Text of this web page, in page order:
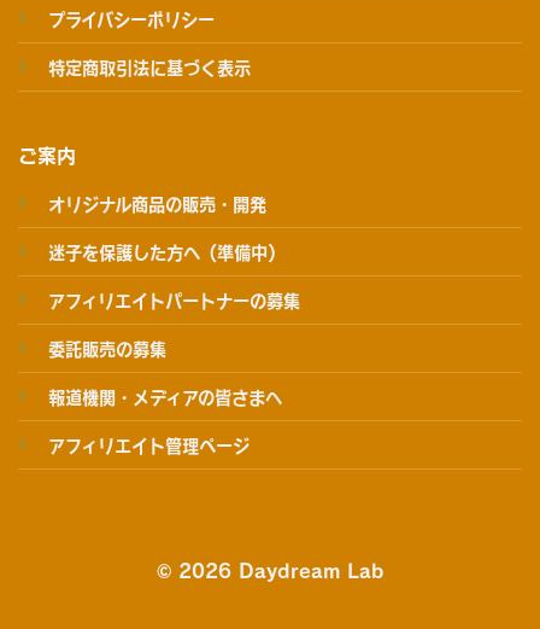
プライバシーポリシー
特定商取引法に基づく表示
ご案内
オリジナル商品の販売・開発
迷子を保護した方へ（準備中）
アフィリエイトパートナーの募集
委託販売の募集
報道機関・メディアの皆さまへ
アフィリエイト管理ページ
© 2026 Daydream Lab